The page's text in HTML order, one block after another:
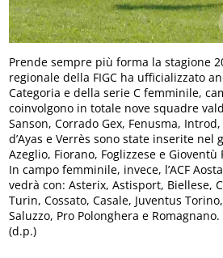
Prende sempre più forma la stagione
regionale della FIGC ha ufficializzato
Categoria e della serie C femminile,
coinvolgono in totale nove squadre
Sanson, Corrado Gex, Fenusma, Introd,
d’Ayas e Verrès sono state inserite nel
Azeglio, Fiorano, Foglizzese e Gioventù
In campo femminile, invece, l’ACF
vedrà con: Asterix, Astisport, Biellese,
Turin, Cossato, Casale, Juventus
Saluzzo, Pro Polonghera e Romagnano.
(d.p.)